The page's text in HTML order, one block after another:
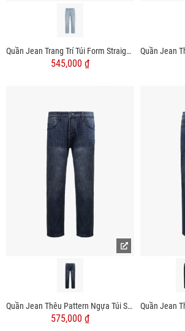
Quần Jean Trang Trí Túi Form Straight QJ125 Xanh Biển
545,000 ₫
Quần Jean Thêu Pattern Ngựa Túi Sau Form Regular QJ123
575,000 ₫